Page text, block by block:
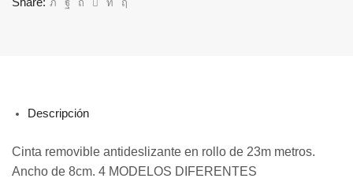
Descripción
Cinta removible antideslizante en rollo de 23m metros.
Ancho de 8cm. 4 MODELOS DIFERENTES